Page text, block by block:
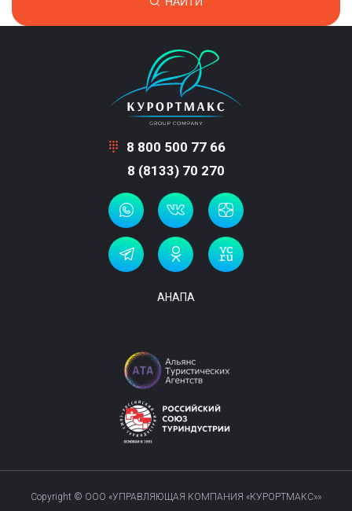
8 800 500 77 66
8 (8133) 70 270
АНАПА
Copyright © ООО «УПРАВЛЯЮЩАЯ КОМПАНИЯ «КУРОРТМАКС»»